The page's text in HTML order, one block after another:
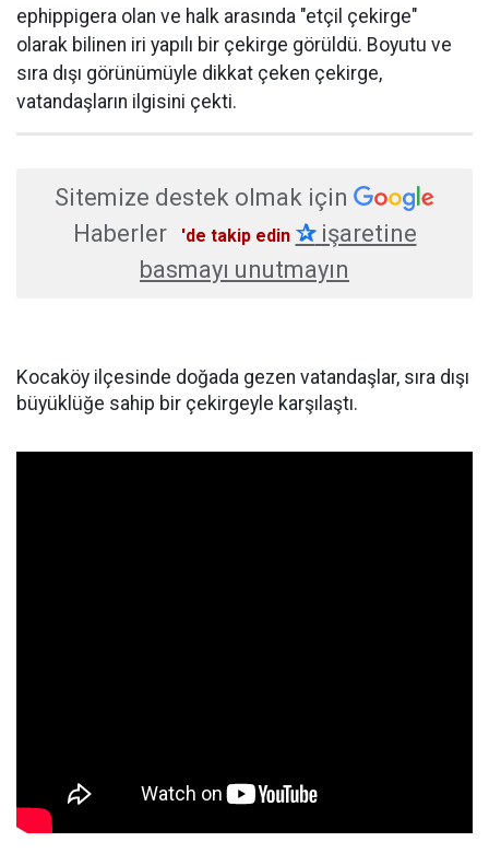
ephippigera olan ve halk arasında "etçil çekirge"
olarak bilinen iri yapılı bir çekirge görüldü. Boyutu ve
sıra dışı görünümüyle dikkat çeken çekirge,
vatandaşların ilgisini çekti.
Sitemize destek olmak için
Haberler
'de takip edin ✰işaretine
basmayı unutmayın
Kocaköy ilçesinde doğada gezen vatandaşlar, sıra dışı
büyüklüğe sahip bir çekirgeyle karşılaştı.